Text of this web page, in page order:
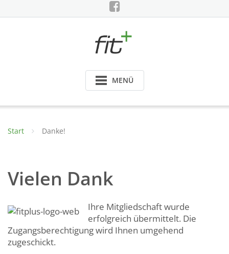
to
MENÜ
Start Danke!
Vielen Dank
Ihre Mitgliedschaft wurde
erfolgreich übermittelt. Die
Zugangsberechtigung wird Ihnen umgehend
zugeschickt.